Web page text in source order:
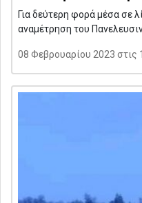
Για δεύτερη φορά μέσα σε
αναμέτρηση του
08 Φεβρουαρίου 2023 στις